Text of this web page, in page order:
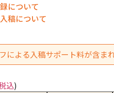
について
稿について
よる入稿サポート料が含まれ
込)